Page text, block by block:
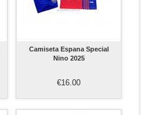
Camiseta Espana Special
Nino 2025
€16.00